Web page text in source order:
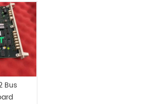
Bus